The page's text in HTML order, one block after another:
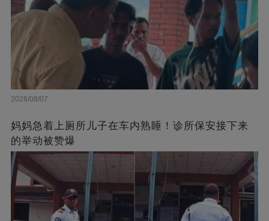
2026/08/07
妈妈急着上厕所儿子在车内熟睡！诊所保安接下来
的举动被赞爆